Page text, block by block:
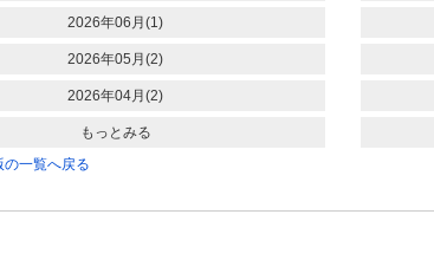
2026年06月(1)
2026年05月(2)
2026年04月(2)
もっとみる
一覧へ戻る